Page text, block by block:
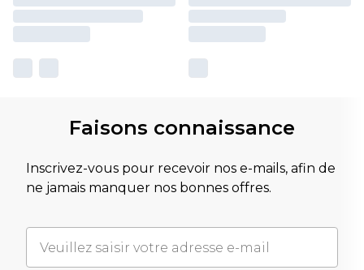
Faisons connaissance
Inscrivez-vous pour recevoir nos e-mails, afin de
ne jamais manquer nos bonnes offres.